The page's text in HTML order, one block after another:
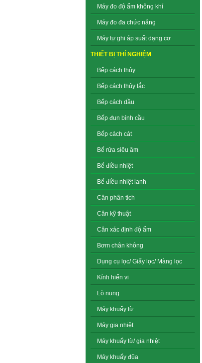
Máy đo độ ẩm không khí
Máy đo đa chức năng
Máy tự ghi áp suất dạng cơ
THIẾT BỊ THÍ NGHIỆM
Bếp cách thủy
Bếp cách thủy lắc
Bếp cách dầu
Bếp đun bình cầu
Bếp cách cát
Bể rửa siêu âm
Bể điều nhiệt
Bể điều nhiệt lanh
Cân phân tích
Cân kỹ thuật
Cân xác định độ ẩm
Bơm chân không
Dụng cụ lọc/ Giấy lọc/ Màng lọc
Kính hiển vi
Lò nung
Máy khuấy từ
Máy gia nhiệt
Máy khuấy từ/ gia nhiệt
Máy khuấy đũa